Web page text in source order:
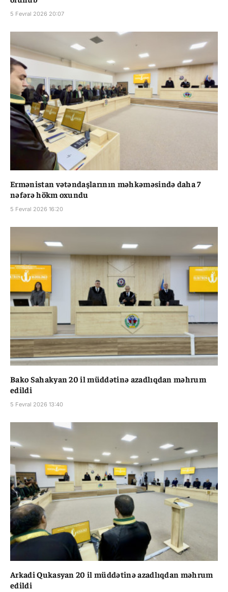
5 Fevral 2026 20:07
Ermənistan vətəndaşlarının məhkəməsində daha 7
nəfərə hökm oxundu
5 Fevral 2026 16:20
Bako Sahakyan 20 il müddətinə azadlıqdan məhrum
edildi
5 Fevral 2026 13:40
Arkadi Qukasyan 20 il müddətinə azadlıqdan məhrum
edildi